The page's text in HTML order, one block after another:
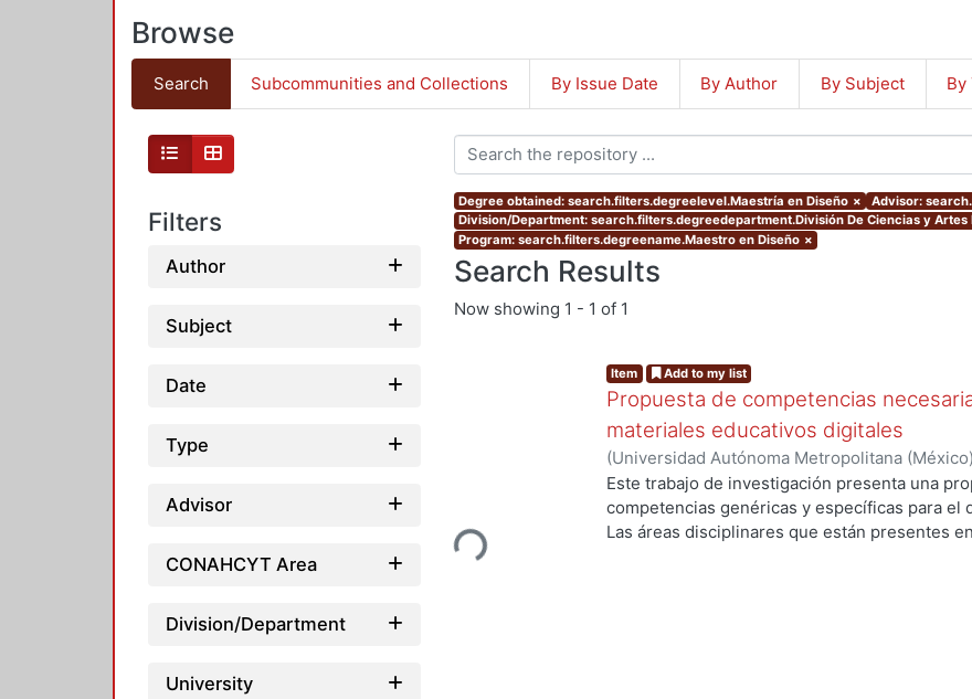
Browse
Search Subcommunities and Collections By Issue Date By Author By Subject By
Filters
Author
Subject
Date
Type
Advisor
CONAHCYT Area
Division/Department
University
Degree obtained: search.filters.degreelevel.Maestría en Diseño × Advisor:
Division/Department: search.filters.degreedepartment.División De Ciencias y Artes
Program: search.filters.degreename.Maestro en Diseño ×
Search Results
Now showing 1 - 1 of 1
Loading...
Item Add to my list
Propuesta de competencias
materiales educativos digitales
(Universidad Autónoma Metropolitana
de Servicios de Información.,2011-07) Cuéllar
Este trabajo de investigación presenta una
competencias genéricas y específicas para el
Las áreas disciplinares que están presentes